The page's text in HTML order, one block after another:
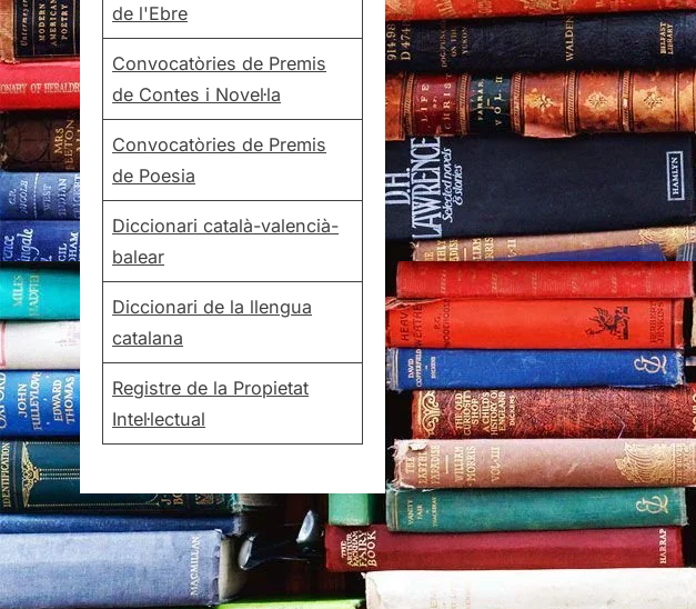
de l'Ebre
Convocatòries de Premis
de Contes i Novel·la
Convocatòries de Premis
de Poesia
Diccionari català-valencià-
balear
Diccionari de la llengua
catalana
Registre de la Propietat
Intel·lectual